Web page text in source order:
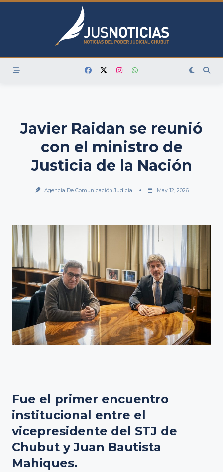
Skip
Javier Raidan se reunió
con el ministro de
Justicia de la Nación
Agencia De Comunicación Judicial May 12, 2026
Fue el primer encuentro
institucional entre el
vicepresidente del STJ de
Chubut y Juan Bautista
Mahiques.